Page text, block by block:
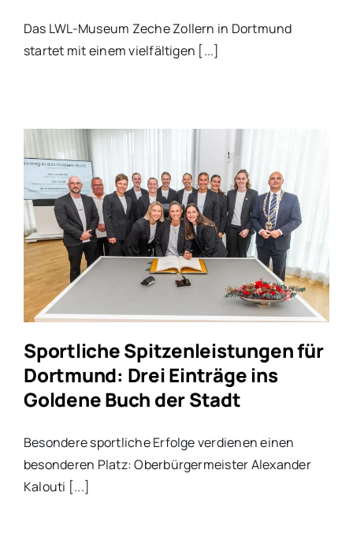
Das LWL-Museum Zeche Zollern in Dortmund
startet mit einem vielfältigen [...]
Sportliche Spitzenleistungen für
Dortmund: Drei Einträge ins
Goldene Buch der Stadt
Besondere sportliche Erfolge verdienen einen
besonderen Platz: Oberbürgermeister Alexander
Kalouti [...]